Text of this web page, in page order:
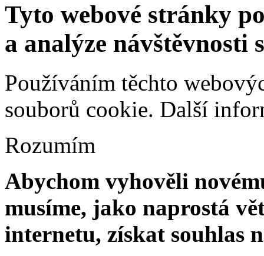
Tyto webové stránky
a analýze návštěvnosti
Používáním těchto
souborů cookie. Další
Rozumím
Abychom vyhověli
musíme, jako naprostá
internetu, získat souhlas